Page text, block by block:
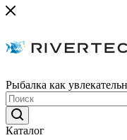
Рыбалка как
Каталог